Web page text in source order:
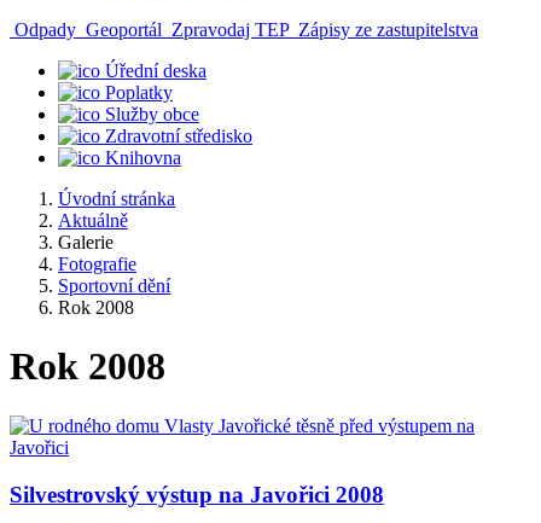
Odpady Geoportál Zpravodaj TEP Zápisy ze zastupitelstva
Úřední deska
Poplatky
Služby obce
Zdravotní středisko
Knihovna
Úvodní stránka
Aktuálně
Galerie
Fotografie
Sportovní dění
Rok 2008
Rok 2008
Silvestrovský výstup na Javořici 2008